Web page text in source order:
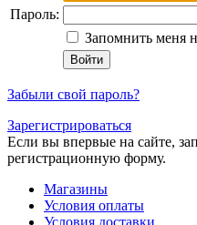
Пароль:
Запомнить меня
Забыли свой пароль?
Зарегистрироваться
Если вы впервые на сайте,
регистрационную форму.
Магазины
Условия оплаты
Условия доставки